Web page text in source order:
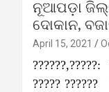
ନୂଆପଡ଼ା
ଦୋକାନ,
April 15, 2021
????? ??????